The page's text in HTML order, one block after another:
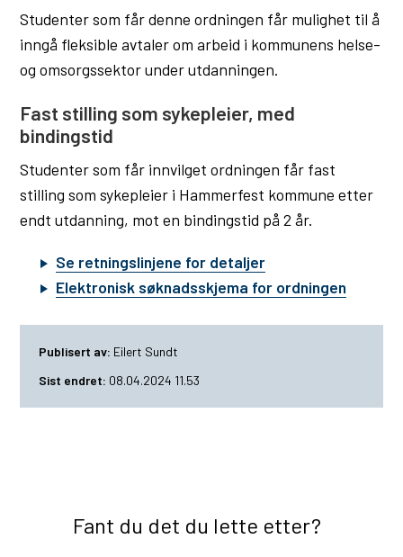
Studenter som får denne ordningen får mulighet til å
inngå fleksible avtaler om arbeid i kommunens helse-
og omsorgssektor under utdanningen.
Fast stilling som sykepleier, med
bindingstid
Studenter som får innvilget ordningen får fast
stilling som sykepleier i Hammerfest kommune etter
endt utdanning, mot en bindingstid på 2 år.
Se retningslinjene for detaljer
Elektronisk søknadsskjema for ordningen
Publisert av Eilert Sundt
Sist endret 08.04.2024 11.53
Fant du det du lette etter?